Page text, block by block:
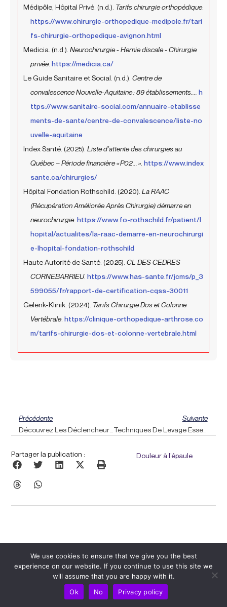
Médipôle, Hôpital Privé. (n.d.). Tarifs chirurgie orthopédique.
https://www.chirurgie-orthopedique-medipole.fr/tari
fs-chirurgie-orthopedique-avignon.html
Medicia. (n.d.). Neurochirurgie - Hernie discale - Chirurgie
privée. https://medicia.ca/
Le Guide Sanitaire et Social. (n.d.). Centre de
convalescence Nouvelle-Aquitaine : 89 établissements....
h
ttps://www.sanitaire-social.com/annuaire-etablisse
ments-de-sante/centre-de-convalescence/liste-no
uvelle-aquitaine
Index Santé. (2025). Liste d’attente des chirurgies au
Québec – Période financière « P02... » https://www.index
sante.ca/chirurgies/
Hôpital Fondation Rothschild. (2020). La RAAC
(Récupération Améliorée Après Chirurgie) démarre en
neurochirurgie. https://www.fo-rothschild.fr/patient/l
hopital/actualites/la-raac-demarre-en-neurochirurgi
e-lhopital-fondation-rothschild
Haute Autorité de Santé. (2025). CL DES CEDRES
CORNEBARRIEU. https://www.has-sante.fr/jcms/p_3
599055/fr/rapport-de-certification-cqss-30011
Gelenk-Klinik. (2024). Tarifs Chirurgie Dos et Colonne
Vertébrale. https://clinique-orthopedique-arthrose.co
m/tarifs-chirurgie-dos-et-colonne-vertebrale.html
Précédente
Suivante
Techniques De Levage Essentielles Pour Les Entraînements À Domicile Et En Salle De Sport : Les Conseils De Pulse Align
Partager la publication : Douleur à l’épaule
Articles Similaires
We use cookies to ensure that we give you the best
experience on our website. If you continue to use this site we
will assume that you are happy with it.
Ok
No Privacy policy